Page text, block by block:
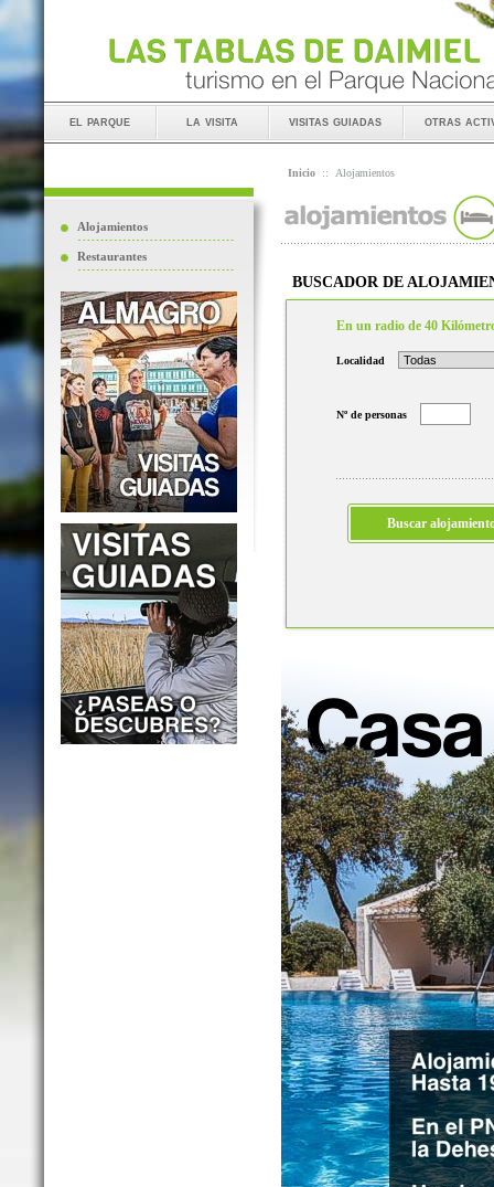
el parque la visita visitas guiadas otras
Alojamientos
Restaurantes
Inicio :: Alojamientos
BUSCADOR DE
En un radio de 40
Localidad
Nº de personas